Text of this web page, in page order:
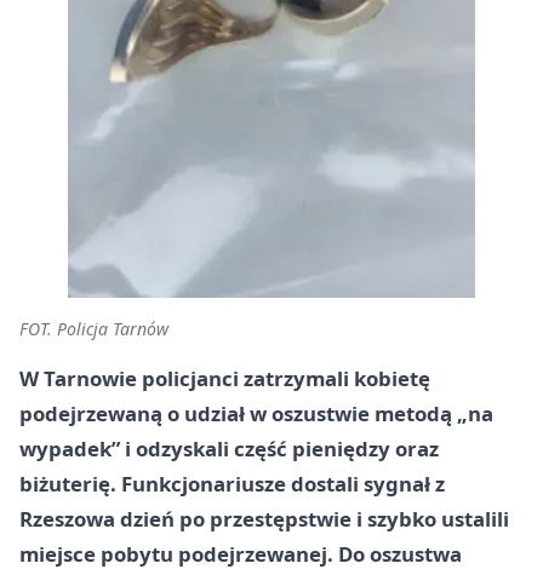
FOT. Policja Tarnów
W Tarnowie policjanci zatrzymali kobietę
podejrzewaną o udział w oszustwie metodą „na
wypadek” i odzyskali część pieniędzy oraz
biżuterię. Funkcjonariusze dostali sygnał z
Rzeszowa dzień po przestępstwie i szybko ustalili
miejsce pobytu podejrzewanej. Do oszustwa